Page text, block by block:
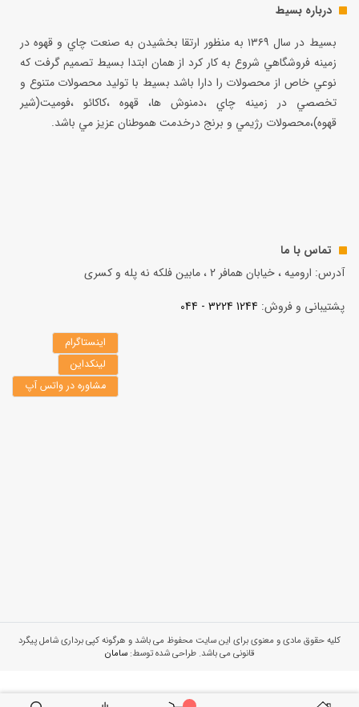
درباره بسیط
بسيط در سال ۱۳۶۹ به منظور ارتقا بخشيدن به صنعت چاي و قهوه در
زمينه فروشگاهي شروع به كار كرد از همان ابتدا بسيط تصميم گرفت كه
نوعي خاص از محصولات را دارا باشد بسيط با توليد محصولات متنوع و
تخصصي در زمينه چاي ،دمنوش ها، قهوه ،كاكائو ،فوميت(شير
قهوه)،محصولات رژيمي و برنج درخدمت هموطنان عزيز مي باشد.
تماس با ما
آدرس: ارومیه ، خیابان همافر 2 ، مابين فلكه نه پله و کسری
پشتیبانی و فروش: 1244 3224 - 044
اینستاگرام
لینکداین
مشاوره در واتس آپ
کلیه حقوق مادی و معنوی برای این سایت محفوظ می باشد و هرگونه کپی برداری شامل پیگرد
قانونی می باشد. طراحی شده توسط:سامان